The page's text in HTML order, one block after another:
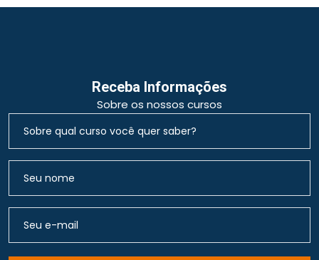
Receba Informações
Sobre os nossos cursos